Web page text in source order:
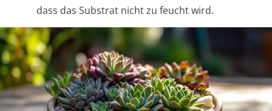
dass das Substrat nicht zu feucht wird.